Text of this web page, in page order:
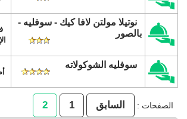
نوتيلا مولتن لافا كيك - سوفليه -
بالصور
سوفليه الشوكولاته
الصفحات : السابق 1
2